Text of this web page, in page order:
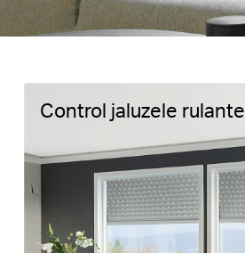
Control jaluzele rulante